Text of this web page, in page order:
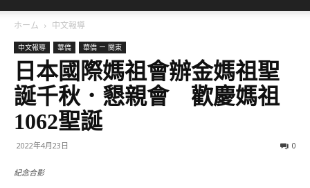
ホーム 中文報導
中文報導 華僑 華僑 ー 関東
日本國際媽祖會辦金媽祖聖
誕千秋．懇親會 歡慶媽祖
1062聖誕
2022年4月23日 0
紀念合影